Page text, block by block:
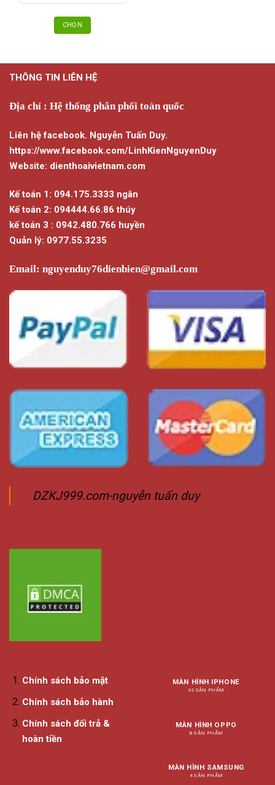
CHỌN
này
có
biến
Các
chọn
có
được
chọn
trên
sản
THÔNG TIN LIÊN HỆ
Địa chỉ : Hệ thống phân phối toàn quốc
Liên hệ facebook. Nguyễn Tuấn Duy.
https://www.facebook.com/LinhKienNguyenDuy
Website: dienthoaivietnam.com
Kế toán 1: 094.175.3333 ngân
Kế toán 2: 094444.66.86 thúy
kế toán 3 : 0942.480.766 huyền
Quản lý: 0977.55.3235
Email: nguyenduy76dienbien@gmail.com
DZKJ999.com-nguyễn tuấn duy
Chính sách bảo mật
Chính sách bảo hành
Chính sách đổi trả &
hoàn tiền
MÀN HÌNH IPHONE
42 SẢN PHẨM
MÀN HÌNH OPPO
8 SẢN PHẨM
MÀN HÌNH SAMSUNG
4 SẢN PHẨM